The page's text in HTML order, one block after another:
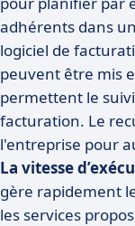
adhérents dans
logiciel de
peuvent être mis
permettent le
facturation. Le
l'entreprise pour
La vitesse
gère rapidement
les services